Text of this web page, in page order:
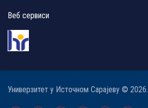
Веб сервиси
Универзитет у Источном Сарајеву © 2026.